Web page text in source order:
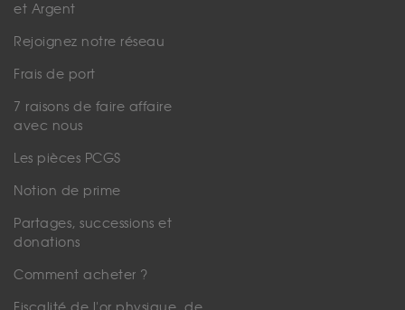
et Argent
Rejoignez notre réseau
Frais de port
7 raisons de faire affaire
avec nous
Les pièces PCGS
Notion de prime
Partages, successions et
donations
Comment acheter ?